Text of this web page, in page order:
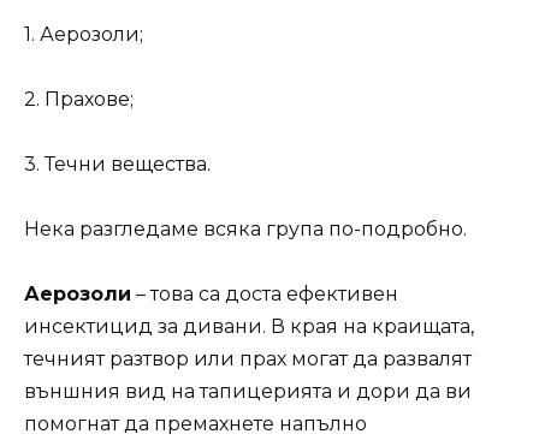
1. Аерозоли;
2. Прахове;
3. Течни вещества.
Нека разгледаме всяка група по-подробно.
Аерозоли – това са доста ефективен
инсектицид за дивани. В края на краищата,
течният разтвор или прах могат да развалят
външния вид на тапицерията и дори да ви
помогнат да премахнете напълно